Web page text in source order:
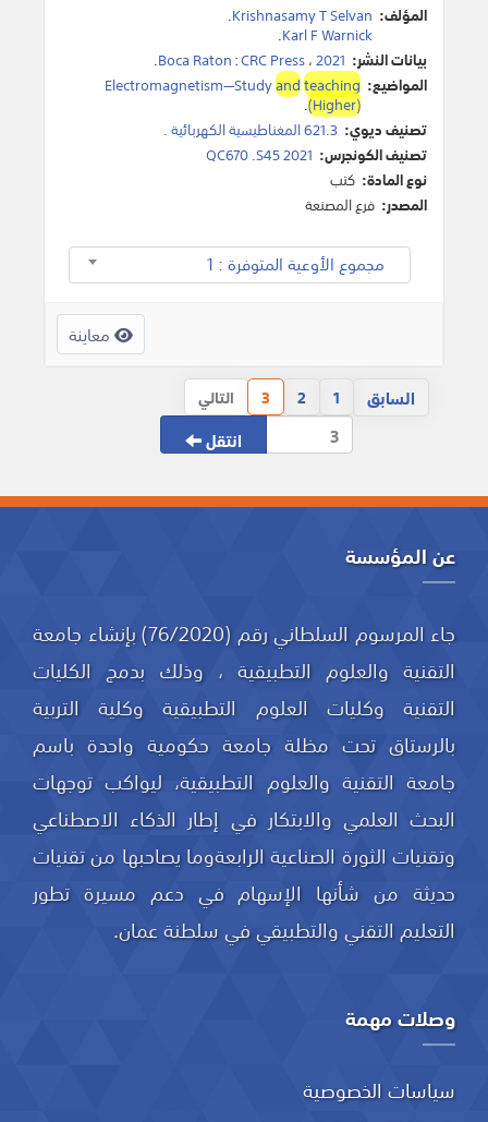
المؤلف: Krishnasamy T Selvan
.
Karl F Warnick
.
بيانات النشر:
Boca Raton:CRC Press،2021
.
المواضيع:
Electromagnetism—Studyandteaching
(Higher)
.
تصنيف ديوي: 621.3 المغناطيسية الكهربائية .
تصنيف الكونجرس: QC670 .S45 2021
نوع المادة: كتب
المصدر: فرع المصنعة
مجموع الأوعية المتوفرة : 1
معاينة
السابق 1
2
3 التالي
انتقل
عن المؤسسة
جاء المرسوم السلطاني رقم (76/2020) بإنشاء جامعة
التقنية والعلوم التطبيقية ، وذلك بدمج الكليات
التقنية وكليات العلوم التطبيقية وكلية التربية
بالرستاق تحت مظلة جامعة حكومية واحدة باسم
جامعة التقنية والعلوم التطبيقية، ليواكب توجهات
البحث العلمي والابتكار في إطار الذكاء الاصطناعي
وتقنيات الثورة الصناعية الرابعةوما يصاحبها من تقنيات
حديثة من شأنها الإسهام في دعم مسيرة تطور
التعليم التقني والتطبيقي في سلطنة عمان.
وصلات مهمة
سياسات الخصوصية